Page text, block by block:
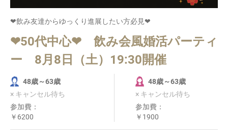
❤飲み友達からゆっくり進展したい方必見❤
❤50代中心❤ 飲み会風婚活パーティ
ー 8月8日（土）19:30開催
48歳～63歳
× キャンセル待ち
参加費：
￥6200
48歳～63歳
× キャンセル待ち
参加費：
￥1900